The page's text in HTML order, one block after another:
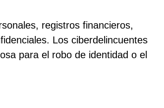
registros financieros,
Los ciberdelincuentes
para el robo de identidad o el